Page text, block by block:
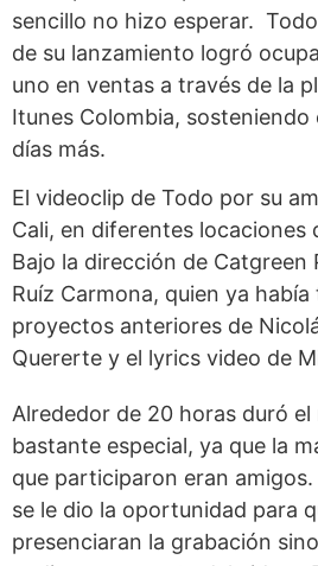
sencillo no hizo esperar.
de su lanzamiento logró
uno en ventas a través de la
Itunes Colombia,
días más.
El videoclip de Todo por su
Cali, en diferentes locaciones
Bajo la dirección de Catgreen
Ruíz Carmona, quien ya
proyectos anteriores de
Quererte y el lyrics video de
Alrededor de 20 horas duró el
bastante especial, ya que la
que participaron eran
se le dio la oportunidad para
presenciaran la grabación